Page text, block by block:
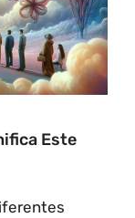
Este